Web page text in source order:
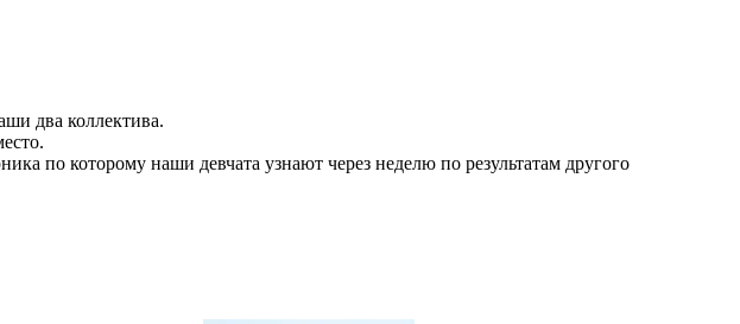
два коллектива.
по которому наши девчата узнают через неделю по результатам другого